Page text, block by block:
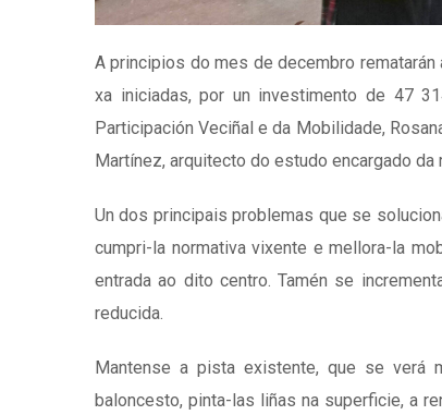
A principios do mes de decembro
xa iniciadas, por un investimento de 47
Participación Veciñal e da Mobilidade,
Martínez, arquitecto do estudo encargado da
Un dos principais problemas que se
cumpri-la normativa vixente e mellora-la
entrada ao dito centro. Tamén se
reducida.
Mantense a pista existente, que se verá
baloncesto, pinta-las liñas na superficie, a